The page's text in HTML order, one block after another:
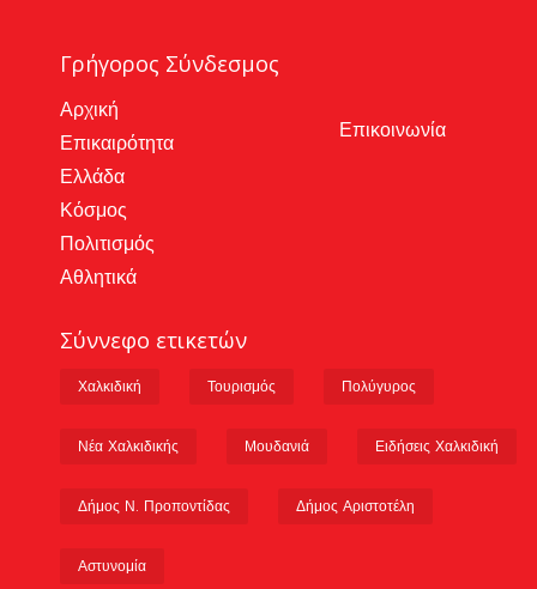
Γρήγορος Σύνδεσμος
Αρχική
Επικαιρότητα
Ελλάδα
Κόσμος
Πολιτισμός
Αθλητικά
Επικοινωνία
Σύννεφο ετικετών
Χαλκιδική Τουρισμός Πολύγυρος
Νέα Χαλκιδικής Μουδανιά Ειδήσεις Χαλκιδική
Δήμος Ν. Προποντίδας Δήμος Αριστοτέλη
Αστυνομία